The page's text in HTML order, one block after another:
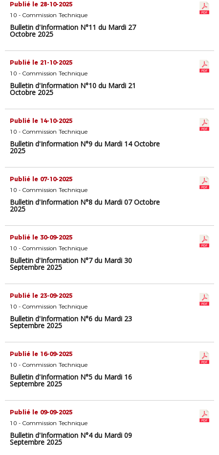
Publié le 28-10-2025
10 - Commission Technique
Bulletin d'Information N°11 du Mardi 27
Octobre 2025
Publié le 21-10-2025
10 - Commission Technique
Bulletin d'Information N°10 du Mardi 21
Octobre 2025
Publié le 14-10-2025
10 - Commission Technique
Bulletin d'Information N°9 du Mardi 14 Octobre
2025
Publié le 07-10-2025
10 - Commission Technique
Bulletin d'Information N°8 du Mardi 07 Octobre
2025
Publié le 30-09-2025
10 - Commission Technique
Bulletin d'Information N°7 du Mardi 30
Septembre 2025
Publié le 23-09-2025
10 - Commission Technique
Bulletin d'Information N°6 du Mardi 23
Septembre 2025
Publié le 16-09-2025
10 - Commission Technique
Bulletin d'Information N°5 du Mardi 16
Septembre 2025
Publié le 09-09-2025
10 - Commission Technique
Bulletin d'Information N°4 du Mardi 09
Septembre 2025